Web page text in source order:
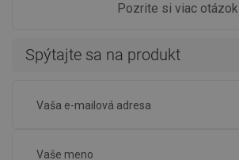
Pozrite si viac otázok
Spýtajte sa na produkt